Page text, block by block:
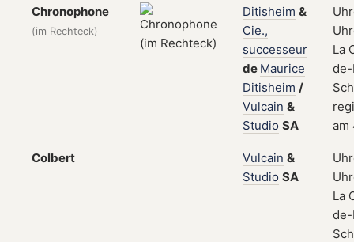
Chronophone
(im Rechteck)
Ditisheim &
Cie.,
successeur
de Maurice
Ditisheim /
Vulcain &
Studio SA
La
de-
am
Colbert Vulcain &
Studio SA
La
de-